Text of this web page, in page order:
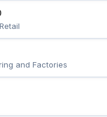
and Factories